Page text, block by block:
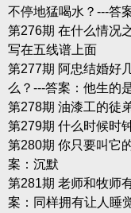
不停地猛喝水？---答
第276期 在什么情况
写在五线谱上面
第277期 阿忠结婚好
么？---答案：他生的
第278期 油漆工的徒
第279期 什么时候时
第280期 你只要叫它
案：沉默
第281期 老师和牧师
案：同样拥有让人睡